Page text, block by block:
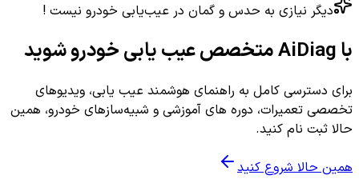
دیگر نیازی به حدس و گمان در عیب‌یابی خودرو نیست !
با AiDiag متخصص عیب یابی خودرو شوید
برای دسترسی کامل به راهنمای هوشمند عیب یابی، ویدیوهای
تخصصی تعمیرات، دوره های آموزشی و شبیه‌سازهای خودرو، همین
حالا ثبت نام کنید.
همین حالا شروع کنید